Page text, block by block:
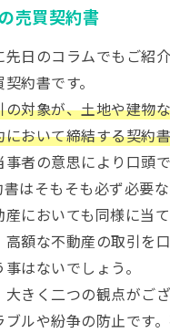
売買契約書
先日のコラムでもご紹
約書です。
の対象が、土地や建物
において締結する契約
事者の意思により口頭
書はそもそも必ず必要な
産においても同様に当て
高額な不動産の取引を
はないでしょう。
きく二つの観点がござ
ブルや紛争の防止です